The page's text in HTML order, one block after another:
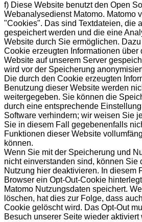
f) Diese Website benutzt den Open
Webanalysedienst Matomo. Matomo
"Cookies". Das sind Textdateien, die
gespeichert werden und die eine
Website durch Sie ermöglichen.
Cookie erzeugten Informationen über
Website auf unserem Server
wird vor der Speicherung
Die durch den Cookie erzeugten
Benutzung dieser Website werden
weitergegeben. Sie können die
durch eine entsprechende
Software verhindern; wir weisen Sie
Sie in diesem Fall gegebenenfalls
Funktionen dieser Website
können.
Wenn Sie mit der Speicherung und
nicht einverstanden sind, können Sie
Nutzung hier deaktivieren. In diesem
Browser ein Opt-Out-Cookie
Matomo Nutzungsdaten speichert.
löschen, hat dies zur Folge, dass
Cookie gelöscht wird. Das Opt-Out
Besuch unserer Seite wieder aktiviert